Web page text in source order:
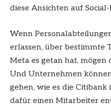
diese Ansichten auf
Wenn
erlassen, über bestimmte
Meta es getan hat,
Und Unternehmen
gehen, wie es die Citibank
dafür einen Mitarbeiter